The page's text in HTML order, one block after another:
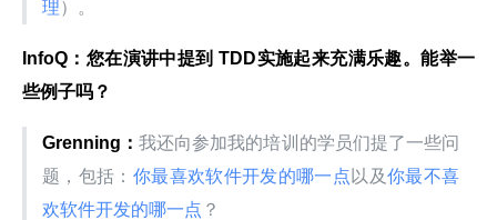
理）。
InfoQ ：您在演讲中提到 TDD实施起来充满乐趣。能举一
些例子吗？
Grenning ：我还向参加我的培训的学员们提了一些问
题，包括： 你最喜欢软件开发的哪一点 以及你最不喜
欢软件开发的哪一点 ？